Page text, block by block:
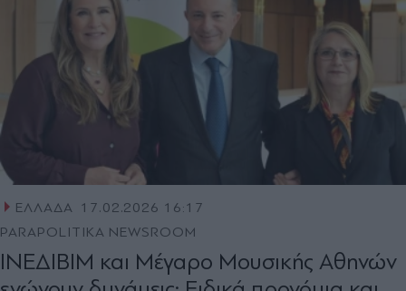
ΕΛΛΑΔΑ 17.02.2026 16:17
PARAPOLITIKA NEWSROOM
ΙΝΕΔΙΒΙΜ και Μέγαρο Μουσικής Αθηνών